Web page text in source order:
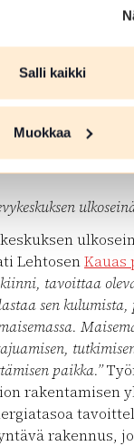
Salli kaikki
Muokkaa
Kati
LehtosenKauas
tavoittaa
sen kulumista,
paikka.”
rakentamisen
rakennus,